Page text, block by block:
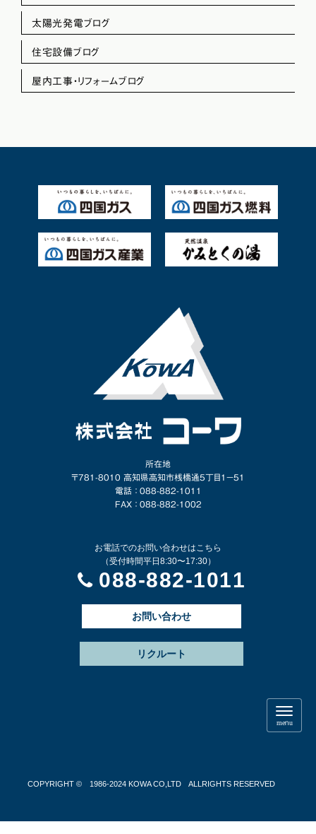
太陽光発電ブログ
住宅設備ブログ
屋内工事・リフォームブログ
所在地
〒781-8010 高知県高知市桟橋通5丁目1−51
電話 ： 088-882-1011
FAX ： 088-882-1002
お電話でのお問い合わせはこちら
（受付時間平日8:30〜17:30）
088-882-1011
お問い合わせ
リクルート
N
a
v
menu
COPYRIGHT © 1986-2024 KOWA CO,LTD ALLRIGHTS RESERVED